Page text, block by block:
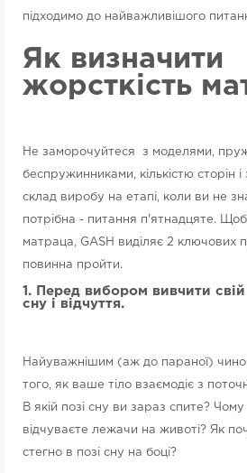
підходимо до найважливішого
Як визначити
жорсткість
Не заморочуйтеся з моделями,
беспружинниками, кількістю сторін і
склад виробу на етапі, коли ви не
потрібна - питання п'ятнадцяте.
матраца, GASH виділяє 2 ключових
повинна пройти.
1. Перед вибором вивчити
сну і відчуття.
Найуважнішим (аж до параної)
того, як ваше тіло взаємодіє з
В якій позі сну ви зараз спите?
відчуваєте лежачи на животі? Як
стегно в позі сну на боці?